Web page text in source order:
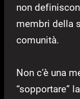
non
membri della
comunità.
Non c’è una
“sopportare”